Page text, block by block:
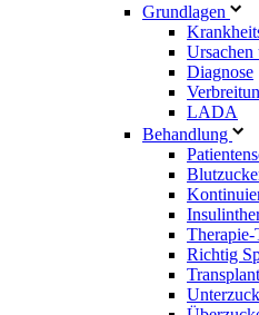
Grundlagen
Ursachen
Diagnose
LADA
Behandlung
Richtig